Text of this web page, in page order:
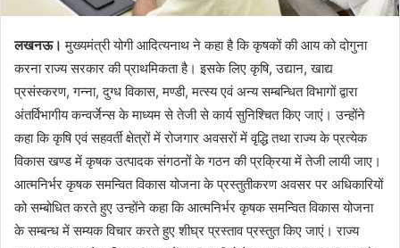
लखनऊ। मुख्यमंत्री योगी आदित्यनाथ ने कहा है कि कृषकों की आय को दोगुना
करना राज्य सरकार की प्राथमिकता है। इसके लिए कृषि, उद्यान, खाद्य
प्रसंस्करण, गन्ना, दुग्ध विकास, मण्डी, मत्स्य एवं अन्य सम्बन्धित विभागों द्वारा
अंतर्विभागीय कन्वर्जेन्स के माध्यम से तेजी से कार्य सुनिश्चित किए जाएं। उन्होंने
कहा कि कृषि एवं सहवर्ती क्षेत्रों में रोजगार अवसरों में वृद्धि तथा राज्य के प्रत्येक
विकास खण्ड में कृषक उत्पादक संगठनों के गठन की प्रक्रिया में तेजी लायी जाए।
आत्मनिर्भर कृषक समन्वित विकास योजना के प्रस्तुतीकरण अवसर पर अधिकारियों
को सम्बोधित करते हुए उन्होंने कहा कि आत्मनिर्भर कृषक समन्वित विकास योजना
के सम्बन्ध में सम्यक विचार करते हुए शीघ्र प्रस्ताव प्रस्तुत किए जाएं। राज्य